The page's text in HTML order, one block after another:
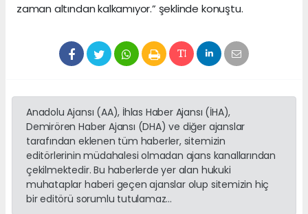
zaman altından kalkamıyor.” şeklinde konuştu.
Anadolu Ajansı (AA), İhlas Haber Ajansı (İHA),
Demirören Haber Ajansı (DHA) ve diğer ajanslar
tarafından eklenen tüm haberler, sitemizin
editörlerinin müdahalesi olmadan ajans kanallarından
çekilmektedir. Bu haberlerde yer alan hukuki
muhataplar haberi geçen ajanslar olup sitemizin hiç
bir editörü sorumlu tutulamaz...